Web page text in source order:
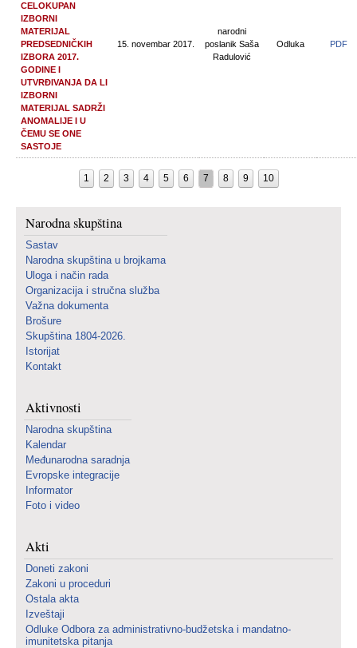
CELOKUPAN
IZBORNI
MATERIJAL
PREDSEDNIČKIH
IZBORA 2017.
GODINE I
UTVRĐIVANJA DA LI
IZBORNI
MATERIJAL SADRŽI
ANOMALIJE I U
ČEMU SE ONE
SASTOJE
15. novembar 2017.
narodni
poslanik Saša
Radulović
Odluka PDF
1 2 3 4 5 6 7 8 9 10
Narodna skupština
Sastav
Narodna skupština u brojkama
Uloga i način rada
Organizacija i stručna služba
Važna dokumenta
Brošure
Skupština 1804-2026.
Istorijat
Kontakt
Aktivnosti
Narodna skupština
Kalendar
Međunarodna saradnja
Evropske integracije
Informator
Foto i video
Akti
Doneti zakoni
Zakoni u proceduri
Ostala akta
Izveštaji
Odluke Odbora za administrativno-budžetska i mandatno-
imunitetska pitanja